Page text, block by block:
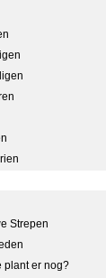
Strepen
plant er nog?